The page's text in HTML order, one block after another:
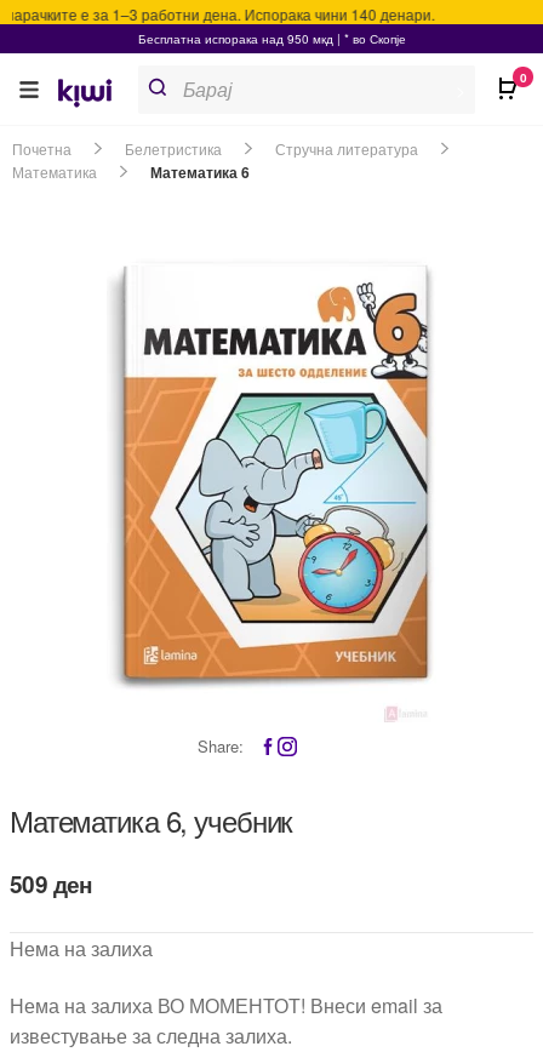
е за 1–3 работни дена. Испорака чини 140 денари.
Бесплатна испорака над 950 мкд | * во Скопје
search
Почетна Белетристика
Стручна литература
Математика
Математика 6
Share:
Математика 6, учебник
509ден
Нема на залиха
Нема на залиха ВО МОМЕНТОТ! Внеси email за
известување за следна залиха.
0